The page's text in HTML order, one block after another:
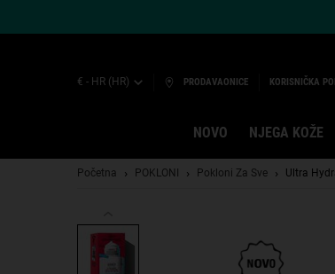
€ - HR (HR) PRODAVAONICE KORISNIČKA
NOVO NJEGA KOŽE
Početna POKLONI Pokloni Za Sve Ultra